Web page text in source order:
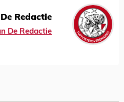
De Redactie
De Redactie